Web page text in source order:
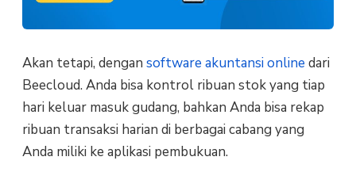
Akan tetapi, dengan software akuntansi online dari
Beecloud. Anda bisa kontrol ribuan stok yang tiap
hari keluar masuk gudang, bahkan Anda bisa rekap
ribuan transaksi harian di berbagai cabang yang
Anda miliki ke aplikasi pembukuan.